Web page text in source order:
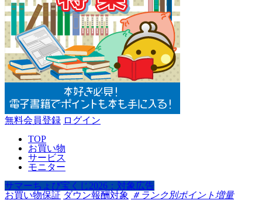
無料会員登録 ログイン
TOP
お買い物
サービス
モニター
サマーちょび宝くじ2026：対象広告
お買い物保証 ダウン報酬対象 ＃ランク別ポイント増量